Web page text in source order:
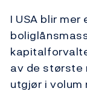
I USA blir
av de største
utgjør i